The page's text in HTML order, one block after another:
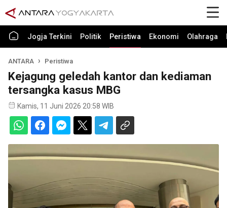
Jogja Terkini Politik Peristiwa Ekonomi Olahraga
ANTARA Peristiwa
Kejagung geledah kantor dan kediaman
tersangka kasus MBG
Kamis, 11 Juni 2026 20:58 WIB